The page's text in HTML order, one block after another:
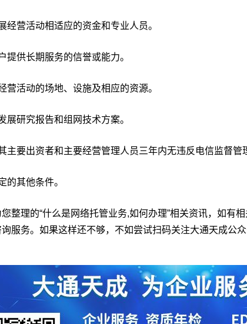
营活动相适应的资金和专业人员。
供长期服务的信誉或能力。
活动的场地、设施及相应的资源。
研究报告和组网技术方案。
要出资者和主要经营管理人员三年内无违反电信监督管
其他条件。
理的“什么是网络托管业务,如何办理”相关资讯，如有
服务。如果这样还不够，不如尝试扫码关注大通天成公众